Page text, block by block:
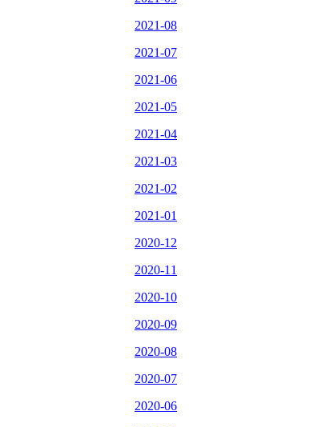
2021-08
2021-07
2021-06
2021-05
2021-04
2021-03
2021-02
2021-01
2020-12
2020-11
2020-10
2020-09
2020-08
2020-07
2020-06